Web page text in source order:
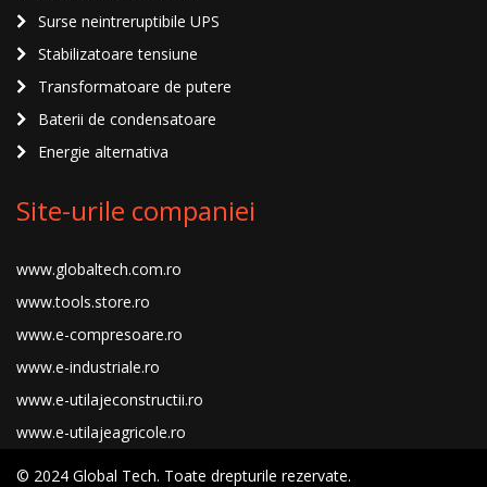
Surse neintreruptibile UPS
Stabilizatoare tensiune
Transformatoare de putere
Baterii de condensatoare
Energie alternativa
Site-urile companiei
www.globaltech.com.ro
www.tools.store.ro
www.e-compresoare.ro
www.e-industriale.ro
www.e-utilajeconstructii.ro
www.e-utilajeagricole.ro
© 2024 Global Tech. Toate drepturile rezervate.